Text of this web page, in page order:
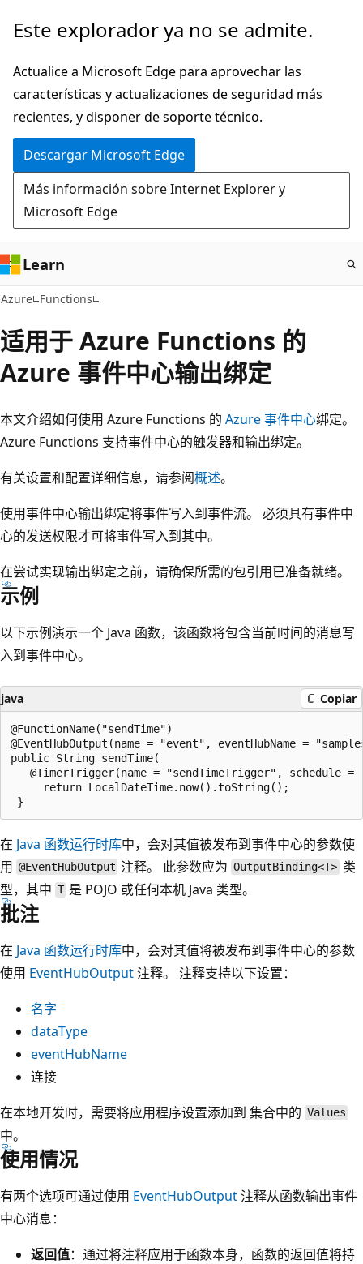
Ir
contenido
principal
Este explorador ya no se admite.
Actualice a Microsoft Edge para aprovechar las
características y actualizaciones de seguridad más
recientes, y disponer de soporte técnico.
Descargar Microsoft Edge
Más información sobre Internet Explorer y
Microsoft Edge
Learn
Azure Functions
适用于 Azure Functions 的
Azure 事件中心输出绑定
本文介绍如何使用 Azure Functions 的 Azure 事件中心绑定。
Azure Functions 支持事件中心的触发器和输出绑定。
有关设置和配置详细信息，请参阅概述。
使用事件中心输出绑定将事件写入到事件流。 必须具有事件中
心的发送权限才可将事件写入到其中。
在尝试实现输出绑定之前，请确保所需的包引用已准备就绪。
示例
以下示例演示一个 Java 函数，该函数将包含当前时间的消息写
入到事件中心。
java Copiar
@FunctionName("sendTime")
@EventHubOutput(name = "event", eventHubName =
public String sendTime(
@TimerTrigger(name = "sendTimeTrigger", schedule =
     return LocalDateTime.now().toString();
在 Java 函数运行时库中，会对其值被发布到事件中心的参数使
用 @EventHubOutput 注释。 此参数应为 OutputBinding<T> 类
型，其中 T 是 POJO 或任何本机 Java 类型。
批注
在 Java 函数运行时库中，会对其值将被发布到事件中心的参数
使用 EventHubOutput注释。 注释支持以下设置：
名字
dataType
eventHubName
连接
在本地开发时，需要将应用程序设置添加到 集合中的 Values
中。
使用情况
有两个选项可通过使用 EventHubOutput注释从函数输出事件
中心消息：
返回值：通过将注释应用于函数本身，函数的返回值将持